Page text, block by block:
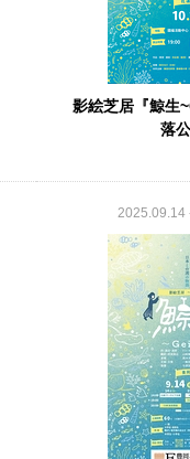
影絵芝居『鯨生
落
2025.09.14